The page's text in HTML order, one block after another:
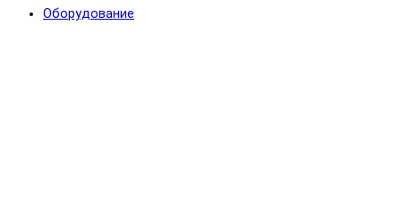
Оборудование